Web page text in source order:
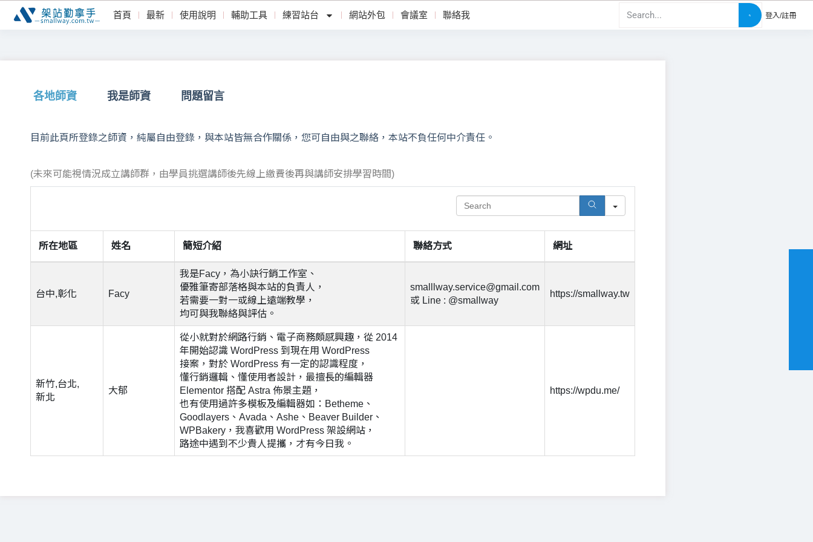
首頁 最新 使用說明 輔助工具 練習站台 網站外包 會議室 聯絡我 登入/註冊
各地師資 我是師資 問題留言
目前此頁所登錄之師資，純屬自由登錄，與本站皆無合作關係，您可自由與之聯絡，本站不負任何中介責任。
(未來可能視情況成立講師群，由學員挑選講師後先線上繳費後再與講師安排學習時間)
e
所在地區 姓名 簡短介紹 聯絡方式 網址
台中,彰化 Facy
我是Facy，為小訣行銷工作室、
優雅筆寄部落格與本站的負責人，
若需要一對一或線上遠端教學，
均可與我聯絡與評估。
smalllway.service@gmail.com
或 Line : @smallway
https://smallway.tw
新竹,台北,
新北
大郁
從小就對於網路行銷、電子商務頗感興趣，從 2014
年開始認識 WordPress 到現在用 WordPress
接案，對於 WordPress 有一定的認識程度，
懂行銷邏輯、懂使用者設計，最擅長的編輯器
Elementor 搭配 Astra 佈景主題，
也有使用過許多模板及編輯器如：Betheme、
Goodlayers、Avada、Ashe、Beaver Builder、
WPBakery，我喜歡用 WordPress 架設網站，
路途中遇到不少貴人提攜，才有今日我。
https://wpdu.me/